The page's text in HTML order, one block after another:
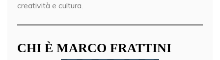
creatività e cultura.
CHI È MARCO FRATTINI